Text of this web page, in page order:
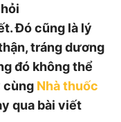
Đó cũng là lý
tráng dương
đó không thể
cùng Nhà thuốc
qua bài viết